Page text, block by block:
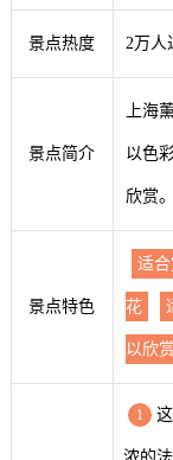
景点热度 2万人
景点简介
上海
以色
欣赏。
景点特色
适
花
以欣
1